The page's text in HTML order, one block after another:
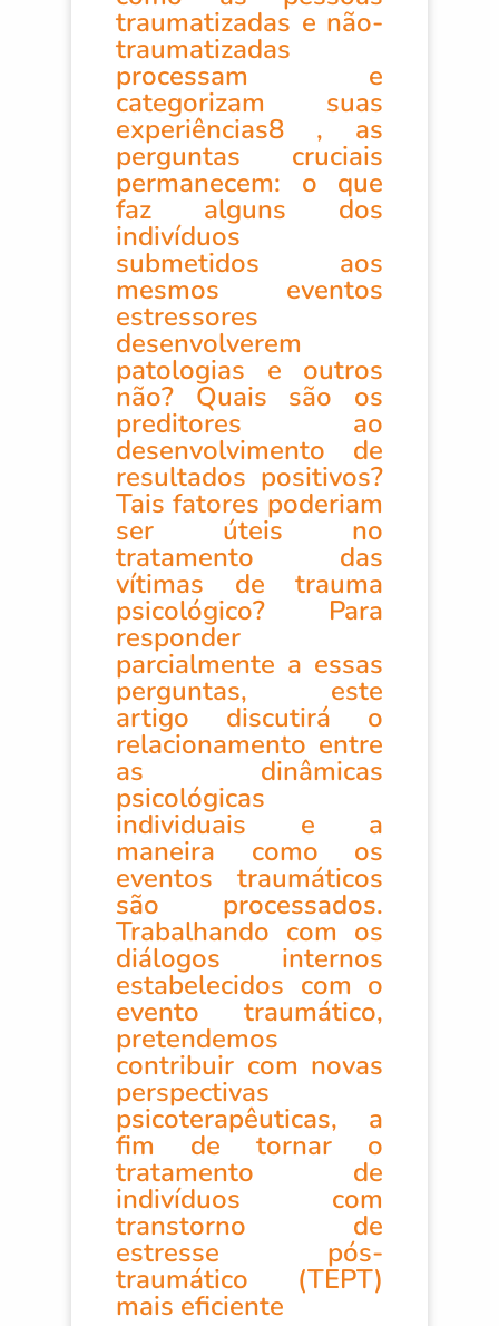
traumatizadas e não-
traumatizadas
processam e
categorizam suas
experiências8 , as
perguntas cruciais
permanecem: o que
faz alguns dos
indivíduos
submetidos aos
mesmos eventos
estressores
desenvolverem
patologias e outros
não? Quais são os
preditores ao
desenvolvimento de
resultados positivos?
Tais fatores poderiam
ser úteis no
tratamento das
vítimas de trauma
psicológico? Para
responder
parcialmente a essas
perguntas, este
artigo discutirá o
relacionamento entre
as dinâmicas
psicológicas
individuais e a
maneira como os
eventos traumáticos
são processados.
Trabalhando com os
diálogos internos
estabelecidos com o
evento traumático,
pretendemos
contribuir com novas
perspectivas
psicoterapêuticas, a
fim de tornar o
tratamento de
indivíduos com
transtorno de
estresse pós-
traumático (TEPT)
mais eficiente